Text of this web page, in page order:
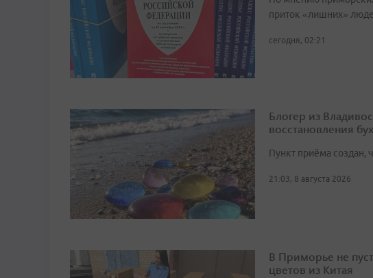
приток «лишних»
сегодня, 02:21
Блогер из
восстановления
Пункт приёма создан,
21:03, 8 августа 2026
В Приморье не
цветов из Китая